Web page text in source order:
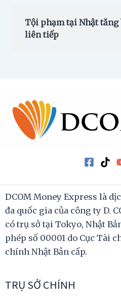
Tội phạm tại Nhật tăng
liên tiếp
DCOM Money Express là
đa quốc gia của công ty D.
có trụ sở tại Tokyo, Nhật
phép số 00001 do Cục Tài
chính Nhật Bản cấp.
TRỤ SỞ CHÍNH